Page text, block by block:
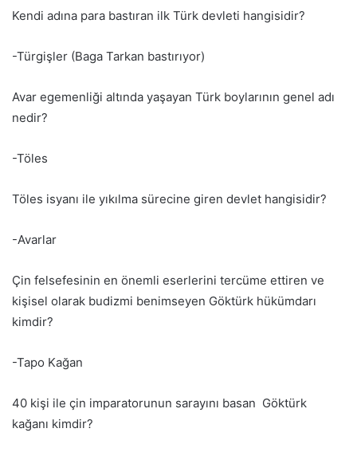
Kendi adına para bastıran ilk Türk devleti hangisidir?
-Türgişler (Baga Tarkan bastırıyor)
Avar egemenliği altında yaşayan Türk boylarının genel adı
nedir?
-Töles
Töles isyanı ile yıkılma sürecine giren devlet hangisidir?
-Avarlar
Çin felsefesinin en önemli eserlerini tercüme ettiren ve
kişisel olarak budizmi benimseyen Göktürk hükümdarı
kimdir?
-Tapo Kağan
40 kişi ile çin imparatorunun sarayını basan Göktürk
kağanı kimdir?